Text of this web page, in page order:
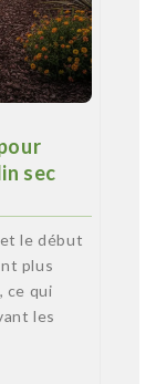
sec
le début
plus
ce qui
les